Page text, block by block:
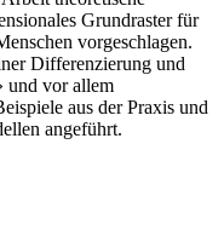
Grundraster für
vorgeschlagen.
Differenzierung und
und vor allem
aus der Praxis und
angeführt.